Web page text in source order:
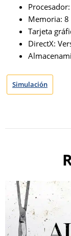
Memoria: 8
Tarjeta
DirectX:
Simulación